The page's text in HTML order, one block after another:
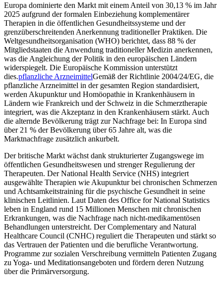
Europa dominierte den Markt mit einem Anteil von 30,13 % im Jahr
2025 aufgrund der formalen Einbeziehung komplementärer
Therapien in die öffentlichen Gesundheitssysteme und der
grenzüberschreitenden Anerkennung traditioneller Praktiken. Die
Weltgesundheitsorganisation (WHO) berichtet, dass 88 % der
Mitgliedstaaten die Anwendung traditioneller Medizin anerkennen,
was die Angleichung der Politik in den europäischen Ländern
widerspiegelt. Die Europäische Kommission unterstützt
dies.pflanzliche ArzneimittelGemäß der Richtlinie 2004/24/EG, die
pflanzliche Arzneimittel in der gesamten Region standardisiert,
werden Akupunktur und Homöopathie in Krankenhäusern in
Ländern wie Frankreich und der Schweiz in die Schmerztherapie
integriert, was die Akzeptanz in den Krankenhäusern stärkt. Auch
die alternde Bevölkerung trägt zur Nachfrage bei: In Europa sind
über 21 % der Bevölkerung über 65 Jahre alt, was die
Marktnachfrage zusätzlich ankurbelt.
Der britische Markt wächst dank strukturierter Zugangswege im
öffentlichen Gesundheitswesen und strenger Regulierung der
Therapeuten. Der National Health Service (NHS) integriert
ausgewählte Therapien wie Akupunktur bei chronischen Schmerzen
und Achtsamkeitstraining für die psychische Gesundheit in seine
klinischen Leitlinien. Laut Daten des Office for National Statistics
leben in England rund 15 Millionen Menschen mit chronischen
Erkrankungen, was die Nachfrage nach nicht-medikamentösen
Behandlungen unterstreicht. Der Complementary and Natural
Healthcare Council (CNHC) reguliert die Therapeuten und stärkt so
das Vertrauen der Patienten und die berufliche Verantwortung.
Programme zur sozialen Verschreibung vermitteln Patienten Zugang
zu Yoga- und Meditationsangeboten und fördern deren Nutzung
über die Primärversorgung.